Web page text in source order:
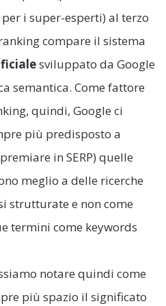
i super-esperti) al terzo
compare il sistema
sviluppato da Google
semantica. Come fattore
quindi, Google ci
più predisposto a
in SERP) quelle
meglio a delle ricerche
strutturate e non come
termini come keywords
notare quindi come
più spazio il significato